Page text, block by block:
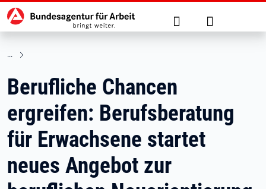
zu den Hauptinhalten springen
Hauptnavigation Suche Anmelden
Berufliche Chancen
ergreifen: Berufsberatung
für Erwachsene startet
neues Angebot zur